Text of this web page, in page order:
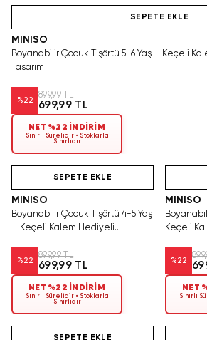
SEPETE EKLE
MINISO
Boyanabilir Çocuk Tişörtü 5-6 Yaş – Keçeli
Tasarım
%22
899,99 TL
699,99 TL
NET %22 İNDİRİM
Sınırlı Sürelidir • Stoklarla
Sınırlıdır
Tükenmeden Satın Al
SEPETE EKLE
MINISO
Boyanabilir Çocuk Tişörtü 4-5 Yaş
– Keçeli Kalem Hediyeli
%22
899,99 TL
699,99 TL
NET %22 İNDİRİM
Sınırlı Sürelidir • Stoklarla
Sınırlıdır
MINISO
Keçeli
%22
NET
Sınırlı
SEPETE EKLE